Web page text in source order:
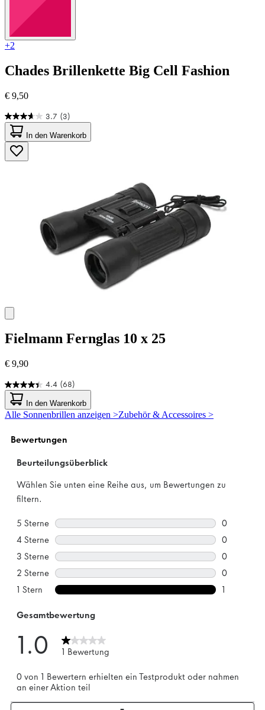
+2
Chades Brillenkette Big Cell Fashion
€ 9,50
3.7 (3)
3.7
von
5
Sternen.
3
In den Warenkorb
Fielmann Fernglas 10 x 25
€ 9,90
4.4 (68)
4.4
von
5
Sternen.
Bewertungen
In den Warenkorb
Alle Sonnenbrillen anzeigen >Zubehör & Accessoires >